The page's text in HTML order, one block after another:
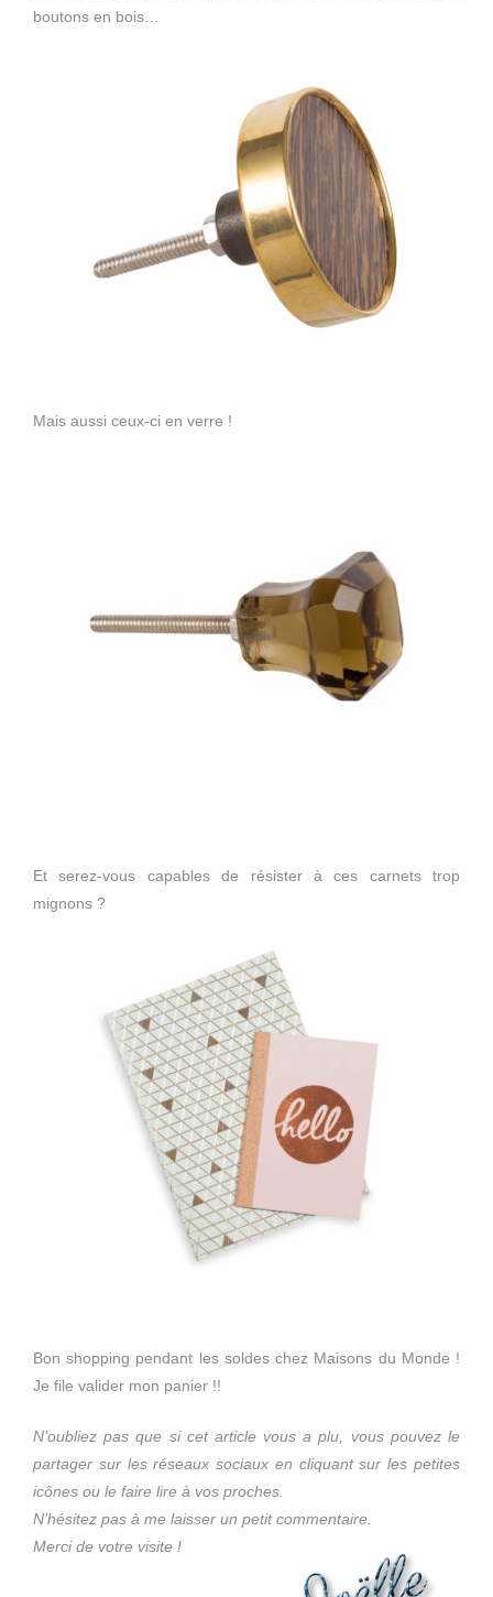
boutons en bois…
Mais aussi ceux-ci en verre !
Et serez-vous capables de résister à ces carnets trop
mignons ?
Bon shopping pendant les soldes chez Maisons du Monde !
Je file valider mon panier !!
N’oubliez pas que si cet article vous a plu, vous pouvez le
partager sur les réseaux sociaux en cliquant sur les petites
icônes ou le faire lire à vos proches.
N’hésitez pas à me laisser un petit commentaire.
Merci de votre visite !